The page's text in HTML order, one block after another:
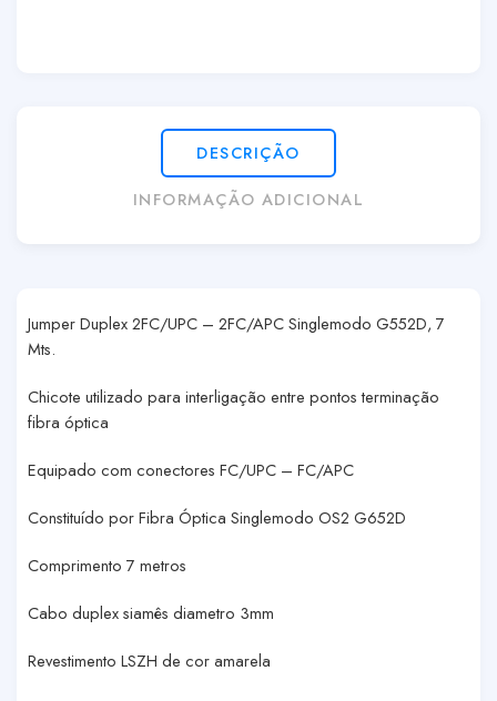
DESCRIÇÃO
INFORMAÇÃO ADICIONAL
Jumper Duplex 2FC/UPC – 2FC/APC Singlemodo G552D, 7
Mts.
Chicote utilizado para interligação entre pontos terminação
fibra óptica
Equipado com conectores FC/UPC – FC/APC
Constituído por Fibra Óptica Singlemodo OS2 G652D
Comprimento 7 metros
Cabo duplex siamês diametro 3mm
Revestimento LSZH de cor amarela